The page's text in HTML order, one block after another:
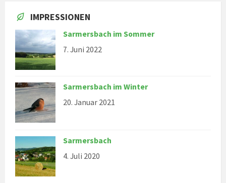
IMPRESSIONEN
Sarmersbach im Sommer
7. Juni 2022
Sarmersbach im Winter
20. Januar 2021
Sarmersbach
4. Juli 2020